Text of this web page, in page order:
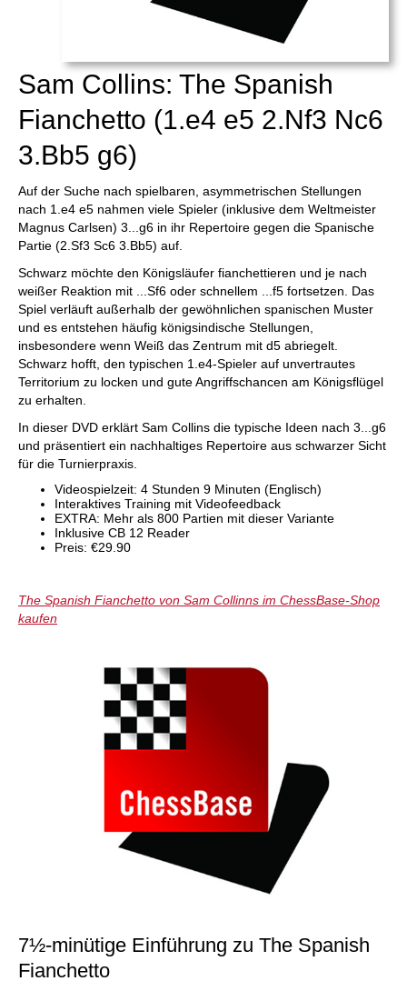
Sam Collins: The Spanish
Fianchetto (1.e4 e5 2.Nf3 Nc6
3.Bb5 g6)
Auf der Suche nach spielbaren, asymmetrischen Stellungen
nach 1.e4 e5 nahmen viele Spieler (inklusive dem Weltmeister
Magnus Carlsen) 3...g6 in ihr Repertoire gegen die Spanische
Partie (2.Sf3 Sc6 3.Bb5) auf.
Schwarz möchte den Königsläufer fianchettieren und je nach
weißer Reaktion mit ...Sf6 oder schnellem ...f5 fortsetzen. Das
Spiel verläuft außerhalb der gewöhnlichen spanischen Muster
und es entstehen häufig königsindische Stellungen,
insbesondere wenn Weiß das Zentrum mit d5 abriegelt.
Schwarz hofft, den typischen 1.e4-Spieler auf unvertrautes
Territorium zu locken und gute Angriffschancen am Königsflügel
zu erhalten.
In dieser DVD erklärt Sam Collins die typische Ideen nach 3...g6
und präsentiert ein nachhaltiges Repertoire aus schwarzer Sicht
für die Turnierpraxis.
Videospielzeit: 4 Stunden 9 Minuten (Englisch)
Interaktives Training mit Videofeedback
EXTRA: Mehr als 800 Partien mit dieser Variante
Inklusive CB 12 Reader
Preis: €29.90
The Spanish Fianchetto von Sam Collinns im ChessBase-Shop
kaufen
7½-minütige Einführung zu The Spanish
Fianchetto